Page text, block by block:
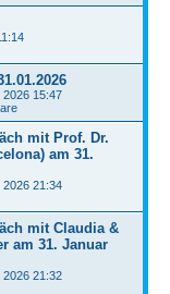
2026 15:47
mit Prof. Dr.
am 31.
2026 21:34
mit Claudia &
am 31. Januar
2026 21:32